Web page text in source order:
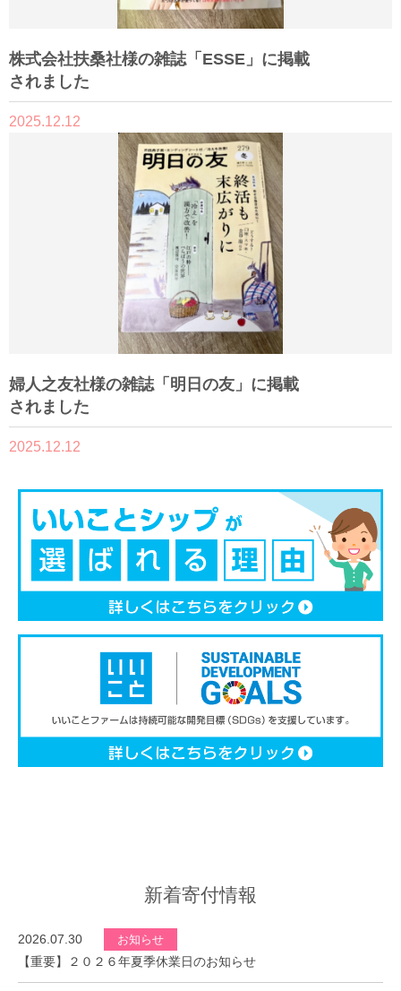
株式会社扶桑社様の雑誌「ESSE」に掲載
されました
2025.12.12
婦人之友社様の雑誌「明日の友」に掲載
されました
2025.12.12
新着寄付情報
2026.07.30 お知らせ
【重要】２０２６年夏季休業日のお知らせ